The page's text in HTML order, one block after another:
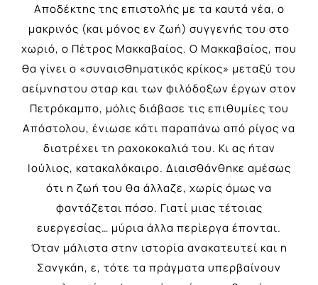
Αποδέκτης της επιστολής με τα καυτά νέα, ο
μακρινός (και μόνος εν ζωή) συγγενής του στο
χωριό, ο Πέτρος Μακκαβαίος. Ο Μακκαβαίος, που
θα γίνει ο «συναισθηματικός κρίκος» μεταξύ του
αείμνηστου σταρ και των φιλόδοξων έργων στον
Πετρόκαμπο, μόλις διάβασε τις επιθυμίες του
Απόστολου, ένιωσε κάτι παραπάνω από ρίγος να
διατρέχει τη ραχοκοκαλιά του. Κι ας ήταν
Ιούλιος, κατακαλόκαιρο. Διαισθάνθηκε αμέσως
ότι η ζωή του θα άλλαζε, χωρίς όμως να
φαντάζεται πόσο. Γιατί μιας τέτοιας
ευεργεσίας… μύρια άλλα περίεργα έπονται.
Όταν μάλιστα στην ιστορία ανακατευτεί και η
Σανγκάη, ε, τότε τα πράγματα υπερβαίνουν